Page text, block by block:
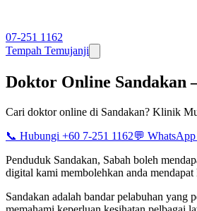
07-251 1162
Tempah Temujanji
Doktor Online
Cari doktor online di Sandakan? Klinik
📞 Hubungi +60 7-251 1162💬
Penduduk Sandakan, Sabah boleh
digital kami membolehkan anda
Sandakan adalah bandar pelabuhan